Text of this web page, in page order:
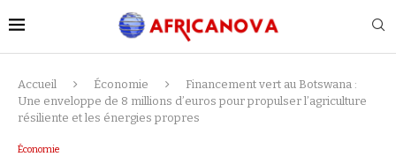
Accueil Économie
Financement vert au Botswana :
Une enveloppe de 8 millions d’euros pour propulser l’agriculture
résiliente et les énergies propres
Économie